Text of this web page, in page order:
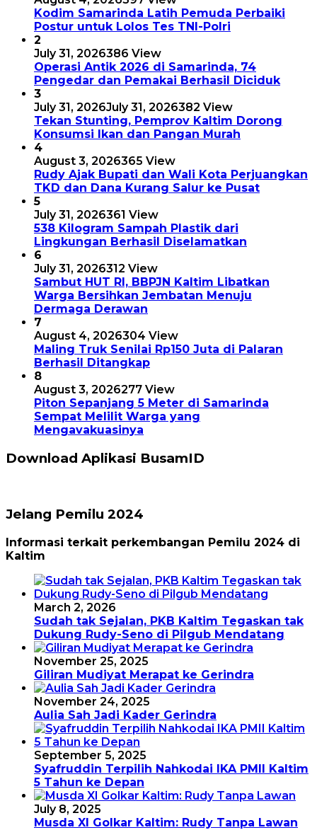
Kodim Samarinda Latih Pemuda Perbaiki
Postur untuk Lolos Tes TNI-Polri
2
July 31, 2026386 View
Operasi Antik 2026 di Samarinda, 74
Pengedar dan Pemakai Berhasil Diciduk
3
July 31, 2026July 31, 2026382 View
Tekan Stunting, Pemprov Kaltim Dorong
Konsumsi Ikan dan Pangan Murah
4
August 3, 2026365 View
Rudy Ajak Bupati dan Wali Kota Perjuangkan
TKD dan Dana Kurang Salur ke Pusat
5
July 31, 2026361 View
538 Kilogram Sampah Plastik dari
Lingkungan Berhasil Diselamatkan
6
July 31, 2026312 View
Sambut HUT RI, BBPJN Kaltim Libatkan
Warga Bersihkan Jembatan Menuju
Dermaga Derawan
7
August 4, 2026304 View
Maling Truk Senilai Rp150 Juta di Palaran
Berhasil Ditangkap
8
August 3, 2026277 View
Piton Sepanjang 5 Meter di Samarinda
Sempat Melilit Warga yang
Mengavakuasinya
Download Aplikasi BusamID
Jelang Pemilu 2024
Informasi terkait perkembangan Pemilu 2024 di
Kaltim
March 2, 2026
Sudah tak Sejalan, PKB Kaltim Tegaskan tak
Dukung Rudy-Seno di Pilgub Mendatang
November 25, 2025
Giliran Mudiyat Merapat ke Gerindra
November 24, 2025
Aulia Sah Jadi Kader Gerindra
September 5, 2025
Syafruddin Terpilih Nahkodai IKA PMII Kaltim
5 Tahun ke Depan
July 8, 2025
Musda XI Golkar Kaltim: Rudy Tanpa Lawan